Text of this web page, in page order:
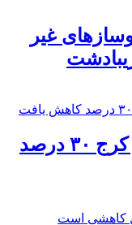
غیر
️قیمت مسکن در کرج ۳۰ درصد